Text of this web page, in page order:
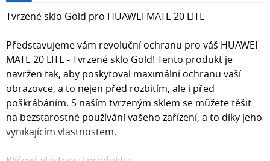
Tvrzené sklo Gold pro HUAWEI MATE 20 LITE
Představujeme vám revoluční ochranu pro váš HUAWEI
MATE 20 LITE - Tvrzené sklo Gold! Tento produkt je
navržen tak, aby poskytoval maximální ochranu vaší
obrazovce, a to nejen před rozbitím, ale i před
poškrábáním. S naším tvrzeným sklem se můžete těšit
na bezstarostné používání vašeho zařízení, a to díky jeho
vynikajícím vlastnostem.